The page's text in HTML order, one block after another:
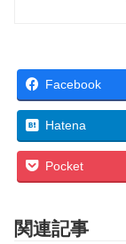
Facebook
Hatena
Pocket
関連記事